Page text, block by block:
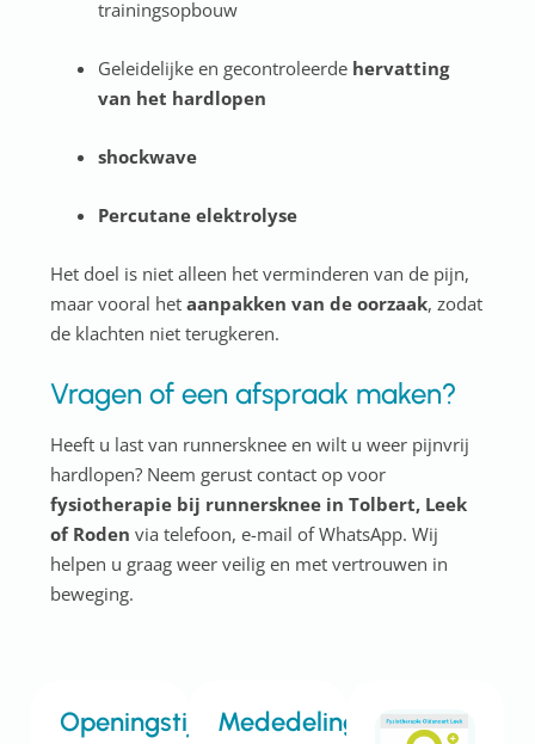
trainingsopbouw
Geleidelijke en gecontroleerde hervatting
van het hardlopen
shockwave
Percutane elektrolyse
Het doel is niet alleen het verminderen van de pijn,
maar vooral het aanpakken van de oorzaak, zodat
de klachten niet terugkeren.
Vragen of een afspraak maken?
Heeft u last van runnersknee en wilt u weer pijnvrij
hardlopen? Neem gerust contact op voor
fysiotherapie bij runnersknee in Tolbert, Leek
of Roden via telefoon, e-mail of WhatsApp. Wij
helpen u graag weer veilig en met vertrouwen in
beweging.
OpeningstijdenMededelingen